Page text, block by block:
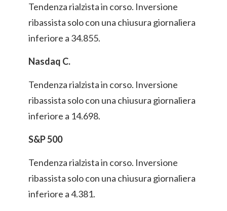
Tendenza rialzista in corso. Inversione
ribassista solo con una chiusura giornaliera
inferiore a 34.855.
Nasdaq C.
Tendenza rialzista in corso. Inversione
ribassista solo con una chiusura giornaliera
inferiore a 14.698.
S&P 500
Tendenza rialzista in corso. Inversione
ribassista solo con una chiusura giornaliera
inferiore a 4.381.